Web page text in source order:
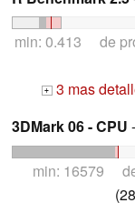
min: 0.413 de
+ 3 mas
3DMark 06 - CPU
min: 16579